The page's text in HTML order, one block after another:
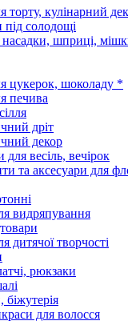
торту, кулінарний
під солодощі
насадки, шприці,
цукерок, шоколаду *
печива
дріт
декор
для весіль, вечірок
та аксесуари для
видряпування
дитячої творчості
рюкзаки
для волосся